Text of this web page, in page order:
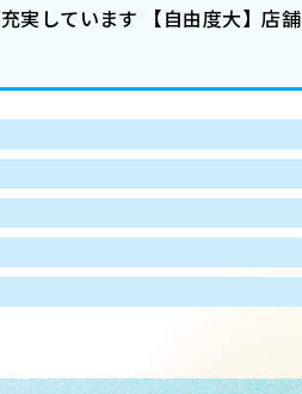
実しています 【自由度大】店舗